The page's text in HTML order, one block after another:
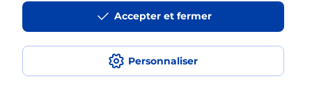
Personnaliser
Accepter et fermer
Accessibilité : partiellement conforme
Conditions contractuelles
Mentions légales